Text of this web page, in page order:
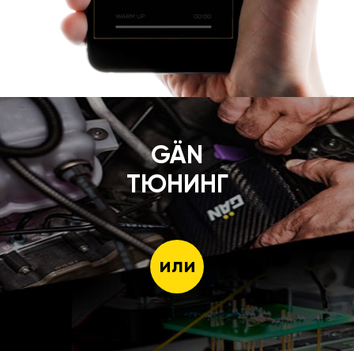
GÄN
ТЮНИНГ
или